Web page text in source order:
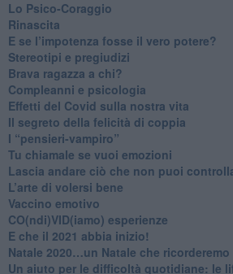
​Lo Psico-Coraggio
Rinascita
​E se l’impotenza fosse il vero potere?
Stereotipi e pregiudizi
​Brava ragazza a chi?
​Compleanni e psicologia
Effetti del Covid sulla nostra vita
Il segreto della felicità di coppia
​I “pensieri-vampiro”
​Tu chiamale se vuoi emozioni
​Lascia andare ciò che non puoi
L’arte di volersi bene
​Vaccino emotivo
CO(ndi)VID(iamo) esperienze
​E che il 2021 abbia inizio!
​Natale 2020…un Natale che ricorderemo
Un aiuto per le difficoltà quotidiane: le